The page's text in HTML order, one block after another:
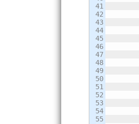
41
42
43
44
45
46
47
48
49
50
51
52
53
54
55